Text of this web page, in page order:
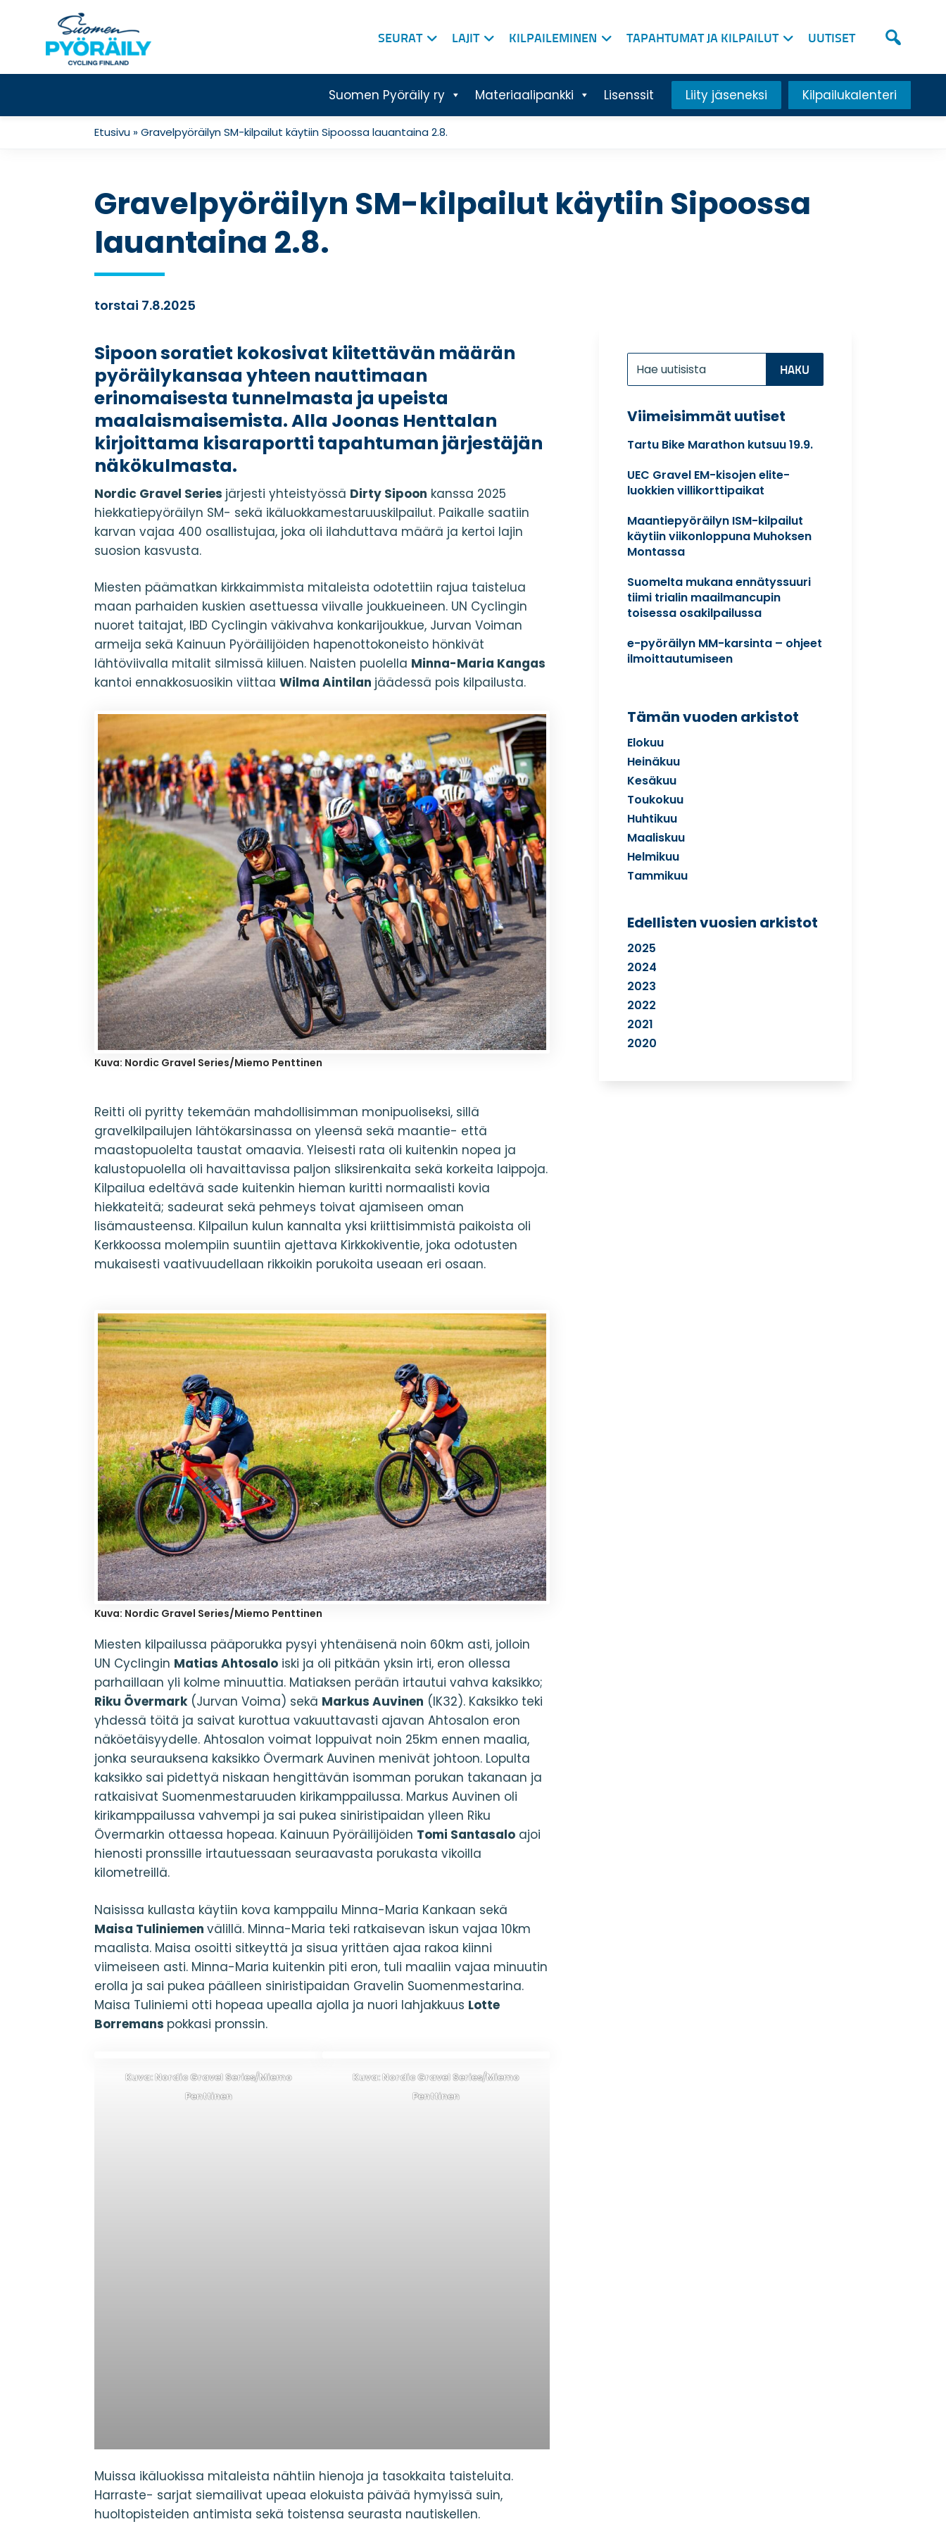
SEURAT LAJIT KILPAILEMINEN TAPAHTUMAT JA KILPAILUT UUTISET
Suomen Pyöräily ry Materiaalipankki Lisenssit Liity jäseneksi Kilpailukalenteri
Etusivu »Gravelpyöräilyn SM-kilpailut käytiin Sipoossa lauantaina 2.8.
Gravelpyöräilyn SM-kilpailut käytiin Sipoossa
lauantaina 2.8.
torstai 7.8.2025
Sipoon soratiet kokosivat kiitettävän määrän
pyöräilykansaa yhteen nauttimaan
erinomaisesta tunnelmasta ja upeista
maalaismaisemista. Alla Joonas Henttalan
kirjoittama kisaraportti tapahtuman järjestäjän
näkökulmasta.
Nordic Gravel Series järjesti yhteistyössä Dirty Sipoon kanssa 2025
hiekkatiepyöräilyn SM- sekä ikäluokkamestaruuskilpailut. Paikalle saatiin
karvan vajaa 400 osallistujaa, joka oli ilahduttava määrä ja kertoi lajin
suosion kasvusta.
Miesten päämatkan kirkkaimmista mitaleista odotettiin rajua taistelua
maan parhaiden kuskien asettuessa viivalle joukkueineen. UN Cyclingin
nuoret taitajat, IBD Cyclingin väkivahva konkarijoukkue, Jurvan Voiman
armeija sekä Kainuun Pyöräilijöiden hapenottokoneisto hönkivät
lähtöviivalla mitalit silmissä kiiluen. Naisten puolella Minna-Maria Kangas
kantoi ennakkosuosikin viittaaWilma Aintilan jäädessä pois kilpailusta.
Kuva: Nordic Gravel Series/Miemo Penttinen
Reitti oli pyritty tekemään mahdollisimman monipuoliseksi, sillä
gravelkilpailujen lähtökarsinassa on yleensä sekä maantie- että
maastopuolelta taustat omaavia. Yleisesti rata oli kuitenkin nopea ja
kalustopuolella oli havaittavissa paljon sliksirenkaita sekä korkeita laippoja.
Kilpailua edeltävä sade kuitenkin hieman kuritti normaalisti kovia
hiekkateitä; sadeurat sekä pehmeys toivat ajamiseen oman
lisämausteensa. Kilpailun kulun kannalta yksi kriittisimmistä paikoista oli
Kerkkoossa molempiin suuntiin ajettava Kirkkokiventie, joka odotusten
mukaisesti vaativuudellaan rikkoikin porukoita useaan eri osaan.
Kuva: Nordic Gravel Series/Miemo Penttinen
Miesten kilpailussa pääporukka pysyi yhtenäisenä noin 60km asti, jolloin
UN Cyclingin Matias Ahtosalo iski ja oli pitkään yksin irti, eron ollessa
parhaillaan yli kolme minuuttia. Matiaksen perään irtautui vahva kaksikko;
Riku Övermark(Jurvan Voima) sekä Markus Auvinen (IK32). Kaksikko teki
yhdessä töitä ja saivat kurottua vakuuttavasti ajavan Ahtosalon eron
näköetäisyydelle. Ahtosalon voimat loppuivat noin 25km ennen maalia,
jonka seurauksena kaksikko Övermark Auvinen menivät johtoon. Lopulta
kaksikko sai pidettyä niskaan hengittävän isomman porukan takanaan ja
ratkaisivat Suomenmestaruuden kirikamppailussa. Markus Auvinen oli
kirikamppailussa vahvempi ja sai pukea siniristipaidan ylleen Riku
Övermarkin ottaessa hopeaa. Kainuun Pyöräilijöiden Tomi Santasalo ajoi
hienosti pronssille irtautuessaan seuraavasta porukasta vikoilla
kilometreillä.
Naisissa kullasta käytiin kova kamppailu Minna-Maria Kankaan sekä
Maisa Tuliniemenvälillä. Minna-Maria teki ratkaisevan iskun vajaa 10km
maalista. Maisa osoitti sitkeyttä ja sisua yrittäen ajaa rakoa kiinni
viimeiseen asti. Minna-Maria kuitenkin piti eron, tuli maaliin vajaa minuutin
erolla ja sai pukea päälleen siniristipaidan Gravelin Suomenmestarina.
Maisa Tuliniemi otti hopeaa upealla ajolla ja nuori lahjakkuus Lotte
Borremans pokkasi pronssin.
Kuva: Nordic Gravel Series/Miemo
Penttinen
Kuva: Nordic Gravel Series/Miemo
Penttinen
Muissa ikäluokissa mitaleista nähtiin hienoja ja tasokkaita taisteluita.
Harraste- sarjat siemailivat upeaa elokuista päivää hymyissä suin,
huoltopisteiden antimista sekä toistensa seurasta nautiskellen.
Etsi:
for...
Viimeisimmät uutiset
Tartu Bike Marathon kutsuu 19.9.
UEC Gravel EM-kisojen elite-
luokkien villikorttipaikat
Maantiepyöräilyn ISM-kilpailut
käytiin viikonloppuna Muhoksen
Montassa
Suomelta mukana ennätyssuuri
tiimi trialin maailmancupin
toisessa osakilpailussa
e-pyöräilyn MM-karsinta – ohjeet
ilmoittautumiseen
Tämän vuoden arkistot
Elokuu
Heinäkuu
Kesäkuu
Toukokuu
Huhtikuu
Maaliskuu
Helmikuu
Tammikuu
Edellisten vuosien arkistot
2025
2024
2023
2022
2021
2020